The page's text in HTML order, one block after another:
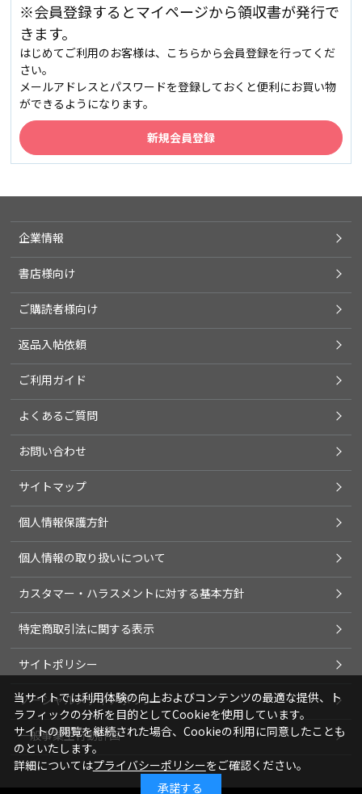
※会員登録するとマイページから領収書が発行で
きます。
はじめてご利用のお客様は、こちらから会員登録を行ってくだ
さい。
メールアドレスとパスワードを登録しておくと便利にお買い物
ができるようになります。
企業情報
書店様向け
ご購読者様向け
返品入帖依頼
ご利用ガイド
よくあるご質問
お問い合わせ
サイトマップ
個人情報保護方針
個人情報の取り扱いについて
カスタマー・ハラスメントに対する基本方針
特定商取引法に関する表示
サイトポリシー
ソーシャルメディアポリシー
一般事業主行動計画
当サイトでは利用体験の向上およびコンテンツの最適な提供、ト
ラフィックの分析を目的としてCookieを使用しています。
サイトの閲覧を継続された場合、Cookieの利用に同意したことも
のといたします。
詳細についてはプライバシーポリシーをご確認ください。
承諾する